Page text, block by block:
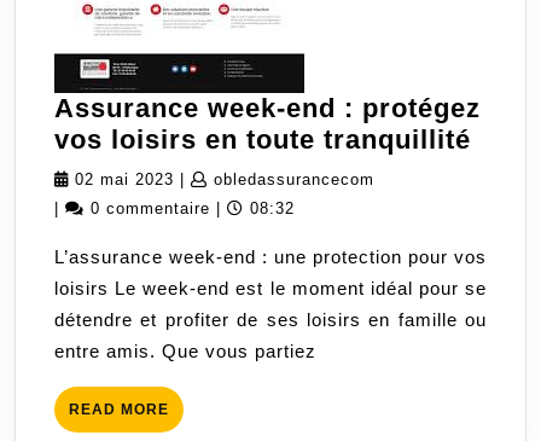
Assurance week-end : protégez
vos loisirs en toute tranquillité
vos
02 mai 2023 02
mai
obledassurancecom
0 commentaire 08:32
L’assurance week-end : une protection pour vos
loisirs Le week-end est le moment idéal pour se
détendre et profiter de ses loisirs en famille ou
entre amis. Que vous partiez
READ MORE READ
MORE